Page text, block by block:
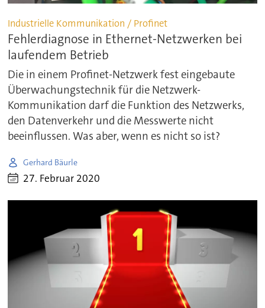
Industrielle Kommunikation / Profinet
Fehlerdiagnose in Ethernet-Netzwerken bei
laufendem Betrieb
Die in einem Profinet-Netzwerk fest eingebaute
Überwachungstechnik für die Netzwerk-
Kommunikation darf die Funktion des Netzwerks,
den Datenverkehr und die Messwerte nicht
beeinflussen. Was aber, wenn es nicht so ist?
Gerhard Bäurle
27. Februar 2020